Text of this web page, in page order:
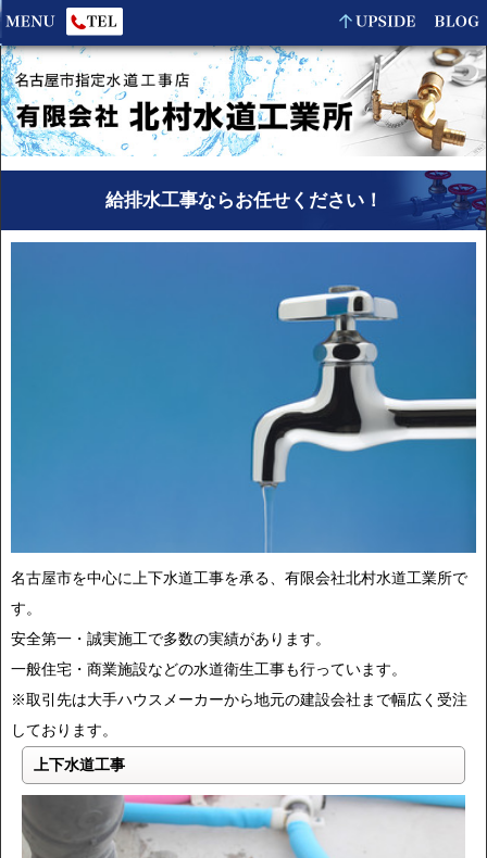
給排水工事ならお任せください！
名古屋市を中心に上下水道工事を承る、有限会社北村水道工業所で
す。
安全第一・誠実施工で多数の実績があります。
一般住宅・商業施設などの水道衛生工事も行っています。
※取引先は大手ハウスメーカーから地元の建設会社まで幅広く受注
しております。
上下水道工事